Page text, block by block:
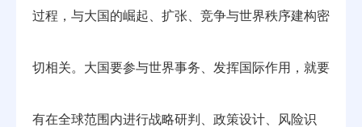
过程，与大国的崛起、扩张、竞争与世界秩序建构密
切相关。大国要参与世界事务、发挥国际作用，就要
有在全球范围内进行战略研判、政策设计、风险识